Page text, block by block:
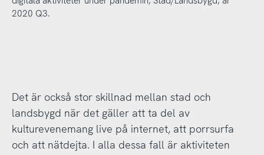
2020 Q3.
Det är också stor skillnad mellan stad och
landsbygd när det gäller att ta del av
kulturevenemang live på internet, att porrsurfa
och att nätdejta. I alla dessa fall är aktiviteten